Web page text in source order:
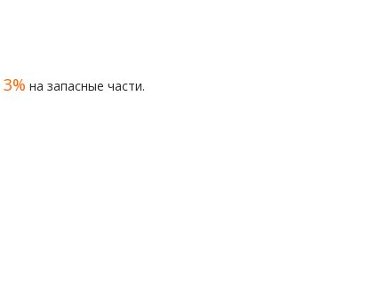
3% на запасные части.